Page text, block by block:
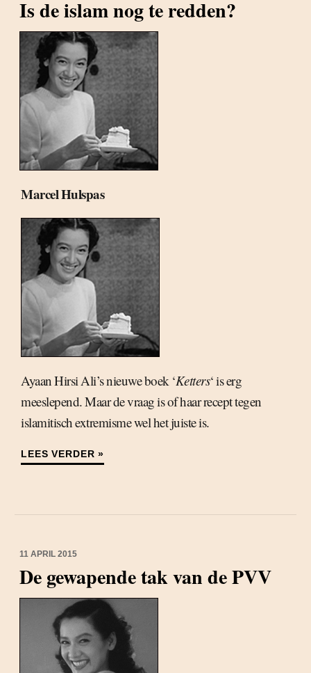
Is de islam nog te redden?
Marcel Hulspas
Ayaan Hirsi Ali’s nieuwe boek ‘Ketters‘ is erg
meeslepend. Maar de vraag is of haar recept tegen
islamitisch extremisme wel het juiste is.
LEES VERDER »
11 APRIL 2015
De gewapende tak van de PVV